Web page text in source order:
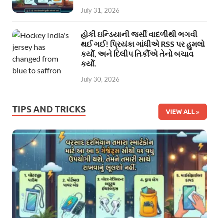
July 31, 2026
હોકી ઇન્ડિયાની જર્સી વાદળીથી ભગવી
થઈ ગઈ! પ્રિયંકા ગાંધીએ RSS પર હુમલો
કર્યો, અને દિલીપ તિર્કીએ તેનો બચાવ
કર્યો.
July 30, 2026
TIPS AND TRICKS VIEW ALL